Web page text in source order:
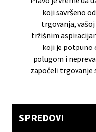
koji savršeno
trgovanja,
tržišnim
koji je potpuno
polugom i
započeli trgovanje
SPREDOVI